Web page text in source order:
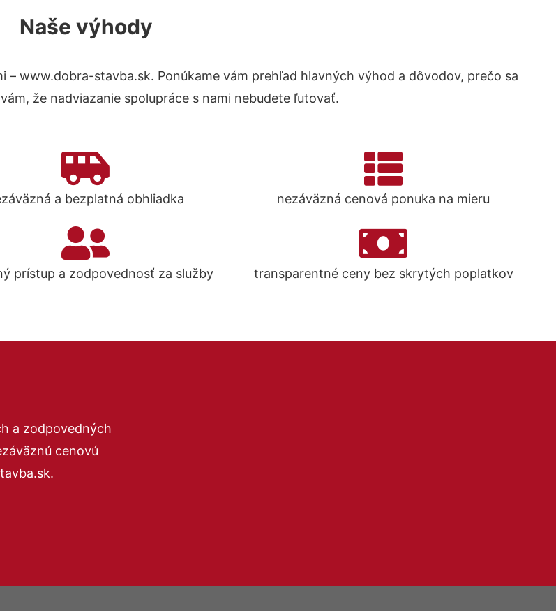
Naše výhody
– www.dobra-stavba.sk. Ponúkame vám prehľad hlavných výhod a dôvodov, prečo sa
že nadviazanie spolupráce s nami nebudete ľutovať.
a bezplatná obhliadka nezáväzná cenová ponuka na mieru
prístup a zodpovednosť za služby transparentné ceny bez skrytých poplatkov
a zodpovedných
cenovú